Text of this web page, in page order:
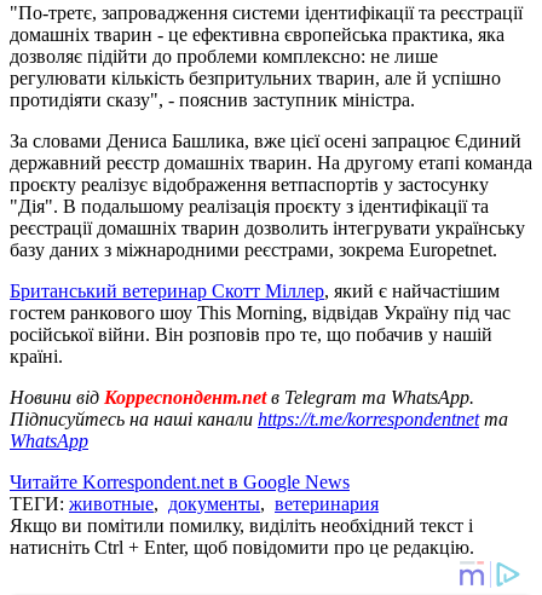
"По-третє, запровадження системи ідентифікації та реєстрації
домашніх тварин - це ефективна європейська практика, яка
дозволяє підійти до проблеми комплексно: не лише
регулювати кількість безпритульних тварин, але й успішно
протидіяти сказу", - пояснив заступник міністра.
За словами Дениса Башлика, вже цієї осені запрацює Єдиний
державний реєстр домашніх тварин. На другому етапі команда
проєкту реалізує відображення ветпаспортів у застосунку
"Дія". В подальшому реалізація проєкту з ідентифікації та
реєстрації домашніх тварин дозволить інтегрувати українську
базу даних з міжнародними реєстрами, зокрема Europetnet.
Британський ветеринар Скотт Міллер, який є найчастішим
гостем ранкового шоу This Morning, відвідав Україну під час
російської війни. Він розповів про те, що побачив у нашій
країні.
Новини від Корреспондент.netв Telegram та WhatsApp.
Підписуйтесь на наші канали https://t.me/korrespondentnetта
WhatsApp
Читайте Korrespondent.net в Google News
ТЕГИ: животные, документы, ветеринария
Якщо ви помітили помилку, виділіть необхідний текст і
натисніть Ctrl + Enter, щоб повідомити про це редакцію.